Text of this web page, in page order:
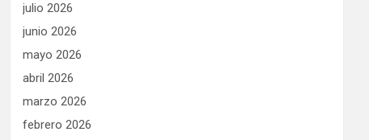
julio 2026
junio 2026
mayo 2026
abril 2026
marzo 2026
febrero 2026